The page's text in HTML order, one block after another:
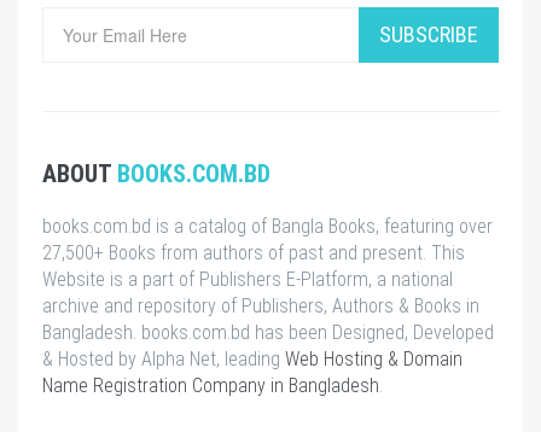
SUBSCRIBE
ABOUT BOOKS.COM.BD
books.com.bd is a catalog of Bangla Books, featuring over
27,500+ Books from authors of past and present. This
Website is a part of Publishers E-Platform, a national
archive and repository of Publishers, Authors & Books in
Bangladesh. books.com.bd has been Designed, Developed
& Hosted by Alpha Net, leading Web Hosting & Domain
Name Registration Company in Bangladesh